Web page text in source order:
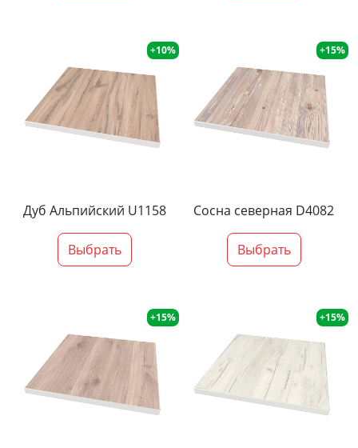
+10%
Дуб Альпийский U1158
Выбрать
+15%
Сосна северная D4082
Выбрать
+15% +15%